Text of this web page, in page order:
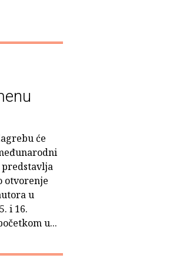
će
predstavlja
otvorenje
u
i 16.
u...